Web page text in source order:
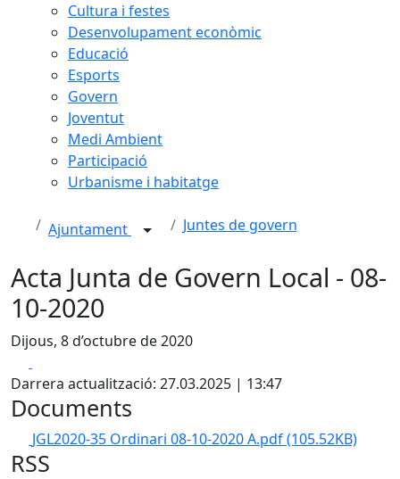
Cultura i festes
Desenvolupament econòmic
Educació
Esports
Govern
Joventut
Medi Ambient
Participació
Urbanisme i habitatge
Ajuntament Juntes de govern
Acta Junta de Govern Local - 08-
10-2020
Dijous, 8 d’octubre de 2020
Darrera actualització: 27.03.2025 | 13:47
Documents
JGL2020-35 Ordinari 08-10-2020 A.pdf(105.52KB)
RSS